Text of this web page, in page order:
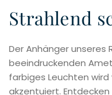
Strahlend
Der Anhänger
beeindruckenden
farbiges Leuchten
akzentuiert.